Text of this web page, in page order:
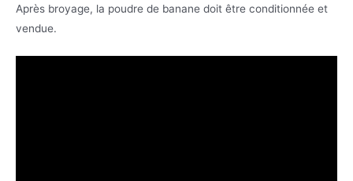
Après broyage, la poudre de banane doit être conditionnée et
vendue.